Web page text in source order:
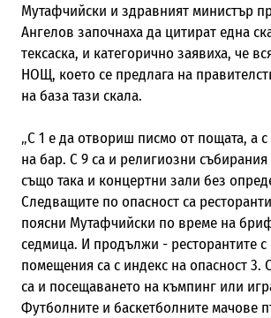
Мутафчийски и здравният министър
Ангелов започнаха да цитират една
тексаска, и категорично заявиха, че
НОЩ, което се предлага на
на база тази скала.
„С 1 е да отвориш писмо от пощата, а
на бар. С 9 са и религиозни
също така и концертни зали без
Следващите по опасност са
поясни Мутафчийски по време на
седмица. И продължи - ресторантите
помещения са с индекс на опасност 3.
са и посещаването на къмпинг или
Футболните и баскетболните мачове